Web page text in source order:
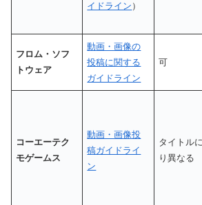
イドライン ）
フロム・ソフ
トウェア
動画・画像の
投稿に関する
ガイドライン
可
コーエーテク
モゲームス
動画・画像投
稿ガイドライ
ン
タイトル
り異なる